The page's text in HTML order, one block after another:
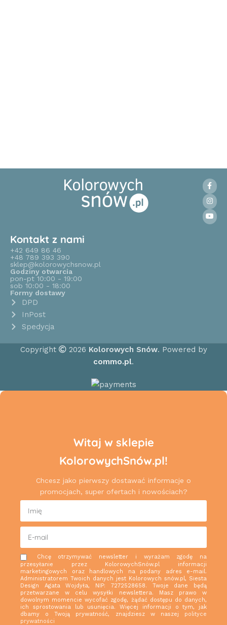
Kontakt z nami
+42 649 86 46
+48 789 393 390
sklep@kolorowychsnow.pl
Godziny otwarcia
pon-pt 10:00 - 19:00
sob 10:00 - 18:00
Formy dostawy
DPD
InPost
Spedycja
Copyright 2026 Kolorowych Snów. Powered by
commo.pl.
Witaj w sklepie
KolorowychSnów.pl!
Chcesz jako pierwszy dostawać informacje o
promocjach, super ofertach i nowościach?
Chcę otrzymywać newsletter i wyrażam zgodę na
przesyłanie przez KolorowychSnów.pl informacji
marketingowych oraz handlowych na podany adres e-mail.
Administratorem Twoich danych jest Kolorowych snów.pl, Siesta
Design Agata Wojdyła, NIP: 7272528658. Twoje dane będą
przetwarzane w celu wysyłki newslettera. Masz prawo w
dowolnym momencie wycofać zgodę, żądać dostępu do danych,
ich sprostowania lub usunięcia. Więcej informacji o tym, jak
dbamy o Twoją prywatność, znajdziesz w naszej polityce
prywatności